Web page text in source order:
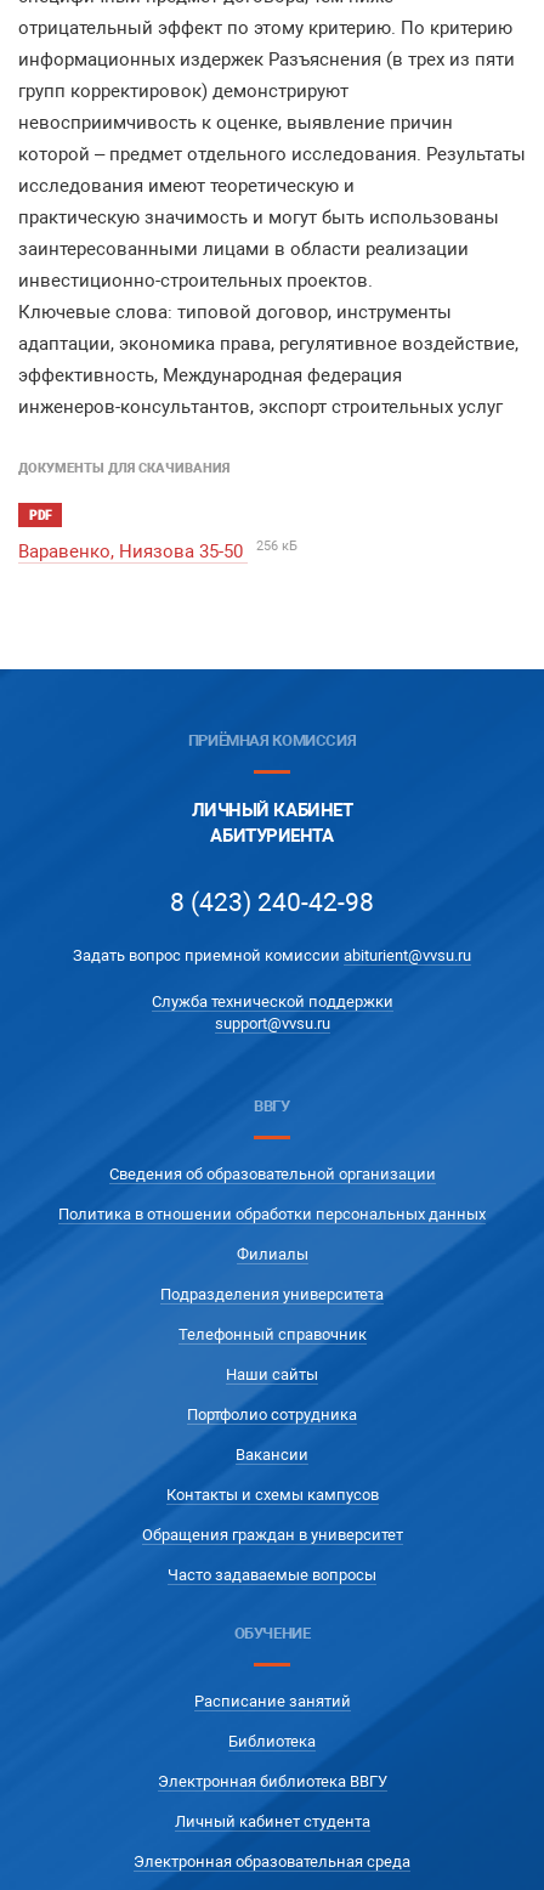
отрицательный эффект по этому критерию. По критерию
информационных издержек Разъяснения (в трех из пяти
групп корректировок) демонстрируют
невосприимчивость к оценке, выявление причин
которой – предмет отдельного исследования. Результаты
исследования имеют теоретическую и
практическую значимость и могут быть использованы
заинтересованными лицами в области реализации
инвестиционно-строительных проектов.
Ключевые слова: типовой договор, инструменты
адаптации, экономика права, регулятивное воздействие,
эффективность, Международная федерация
инженеров-консультантов, экспорт строительных услуг
ДОКУМЕНТЫ ДЛЯ СКАЧИВАНИЯ
PDF
Варавенко, Ниязова 35-50 256 кБ
ПРИЁМНАЯ КОМИССИЯ
ЛИЧНЫЙ КАБИНЕТ
АБИТУРИЕНТА
8 (423) 240-42-98
Задать вопрос приемной комиссии abiturient@vvsu.ru
Служба технической поддержки
support@vvsu.ru
ВВГУ
Сведения об образовательной организации
Политика в отношении обработки персональных данных
Филиалы
Подразделения университета
Телефонный справочник
Наши сайты
Портфолио сотрудника
Вакансии
Контакты и схемы кампусов
Обращения граждан в университет
Часто задаваемые вопросы
ОБУЧЕНИЕ
Расписание занятий
Библиотека
Электронная библиотека ВВГУ
Личный кабинет студента
Электронная образовательная среда